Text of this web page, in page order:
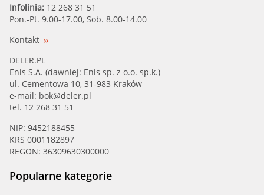
Infolinia: 12 268 31 51
Pon.-Pt. 9.00-17.00, Sob. 8.00-14.00
Kontakt
DELER.PL
Enis S.A. (dawniej: Enis sp. z o.o. sp.k.)
ul. Cementowa 10, 31-983 Kraków
e-mail: bok@deler.pl
tel. 12 268 31 51
NIP: 9452188455
KRS 0001182897
REGON: 36309630300000
Popularne kategorie